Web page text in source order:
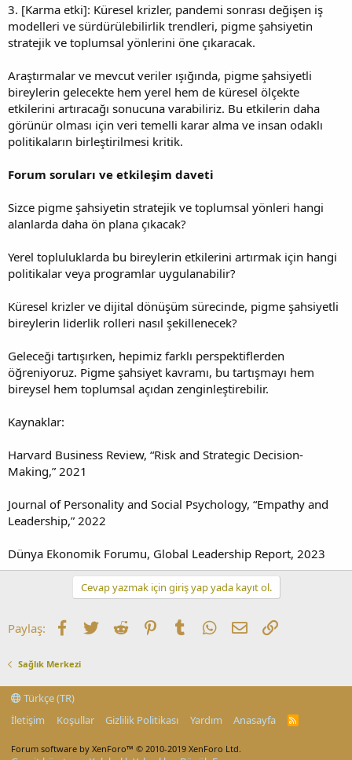
3. [Karma etki]: Küresel krizler, pandemi sonrası değişen iş
modelleri ve sürdürülebilirlik trendleri, pigme şahsiyetin
stratejik ve toplumsal yönlerini öne çıkaracak.
Araştırmalar ve mevcut veriler ışığında, pigme şahsiyetli
bireylerin gelecekte hem yerel hem de küresel ölçekte
etkilerini artıracağı sonucuna varabiliriz. Bu etkilerin daha
görünür olması için veri temelli karar alma ve insan odaklı
politikaların birleştirilmesi kritik.
Forum soruları ve etkileşim daveti
Sizce pigme şahsiyetin stratejik ve toplumsal yönleri hangi
alanlarda daha ön plana çıkacak?
Yerel topluluklarda bu bireylerin etkilerini artırmak için hangi
politikalar veya programlar uygulanabilir?
Küresel krizler ve dijital dönüşüm sürecinde, pigme şahsiyetli
bireylerin liderlik rolleri nasıl şekillenecek?
Geleceği tartışırken, hepimiz farklı perspektiflerden
öğreniyoruz. Pigme şahsiyet kavramı, bu tartışmayı hem
bireysel hem toplumsal açıdan zenginleştirebilir.
Kaynaklar:
Harvard Business Review, “Risk and Strategic Decision-
Making,” 2021
Journal of Personality and Social Psychology, “Empathy and
Leadership,” 2022
Dünya Ekonomik Forumu, Global Leadership Report, 2023
Cevap yazmak için giriş yap yada kayıt ol.
Paylaş: Facebook
TwitterReddit PinterestTumblrWhatsApp
E-postaLink
Sağlık Merkezi
Türkçe (TR)
İletişim
Koşullar Gizlilik Politikası Yardım Anasayfa
R
Forum software by XenForo™ © 2010-2019 XenForo Ltd.